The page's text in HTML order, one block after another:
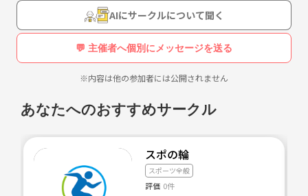
せっかくの機会に北海道でsupをして帰りたいのでよろしくお願いしま
す。
AIにサークルについて聞く
💬 主催者へ個別にメッセージを送る
※内容は他の参加者には公開されません
あなたへのおすすめサークル
スポの輪
スポーツ全般
評価 0件